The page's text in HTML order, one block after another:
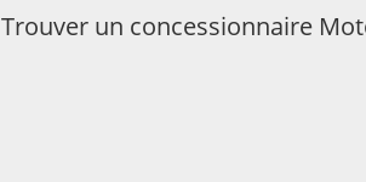
Trouver un concessionnaire